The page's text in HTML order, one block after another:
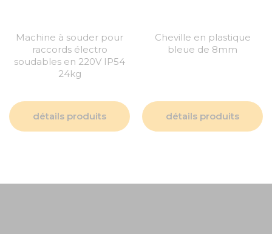
Machine à souder pour
raccords électro
soudables en 220V IP54
24kg
détails produits
Cheville en plastique
bleue de 8mm
détails produits